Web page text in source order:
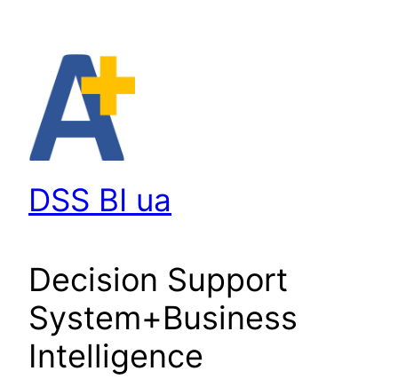
DSS BI ua
Decision Support
System+Business
Intelligence